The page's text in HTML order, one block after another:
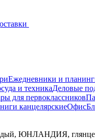
Ежедневники и
и техникаДеловые
для первоклассников
канцелярскиеОфис
ЮНЛАНДИЯ,